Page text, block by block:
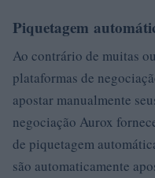
Piquetagem
Ao contrário de muitas
plataformas de
apostar manualmente
negociação Aurox
de piquetagem
são automaticamente